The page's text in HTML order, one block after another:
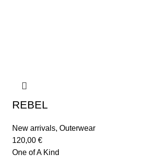
REBEL
New arrivals, Outerwear
120,00 €
One of A Kind